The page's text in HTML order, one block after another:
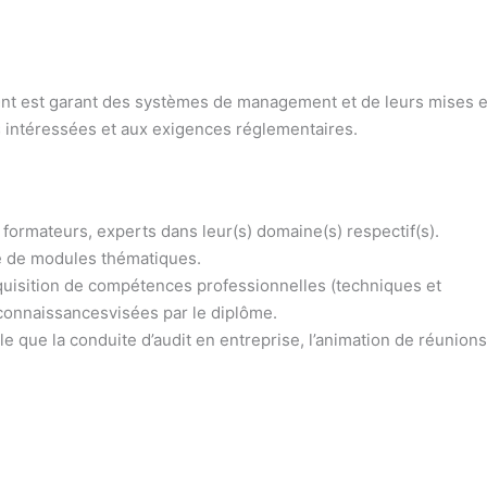
est garant des systèmes de management et de leurs
et aux exigences réglementaires.
experts dans leur(s) domaine(s) respectif(s).
modules thématiques.
de compétences professionnelles (techniques et
par le diplôme.
que la conduite d’audit en entreprise, l’animation de